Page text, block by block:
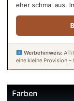
eher schmal aus.
Werbehinweis:
eine kleine Provision
Farben